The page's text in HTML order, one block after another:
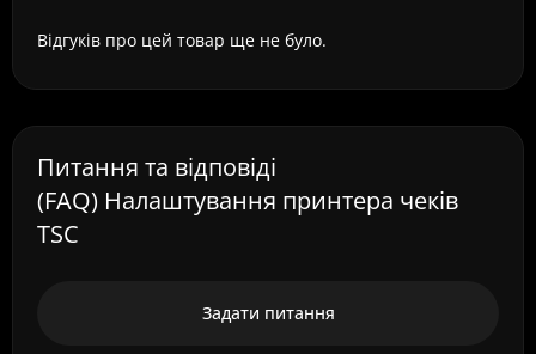
Відгуків про цей товар ще не було.
Питання та відповіді
(FAQ) Налаштування принтера чеків
TSC
Задати питання